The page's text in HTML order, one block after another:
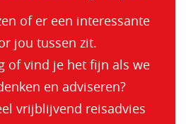
of er een interessante
jou tussen zit.
of vind je het fijn als we
en adviseren?
vrijblijvend reisadvies